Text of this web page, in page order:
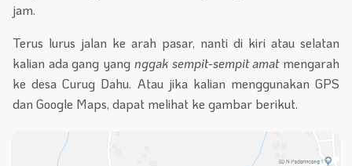
jam.
Terus lurus jalan ke arah pasar, nanti di kiri atau selatan
kalian ada gang yang nggak sempit-sempit amatmengarah
ke desa Curug Dahu. Atau jika kalian menggunakan GPS
dan Google Maps, dapat melihat ke gambar berikut.